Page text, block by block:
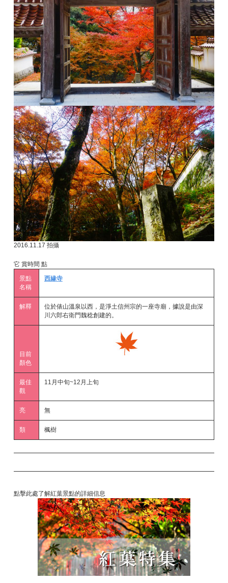
2016.11.17 拍攝
它 賞時間 點
景點
名稱
西緣寺
解釋
位於俵山溫泉以西，是淨土信州宗的一座寺廟，據說是由深
川六郎右衛門魏稔創建的。
目前
顏色
最佳
觀
11月中旬~12月上旬
亮 無
類 楓樹
點擊此處了解紅葉景點的詳細信息